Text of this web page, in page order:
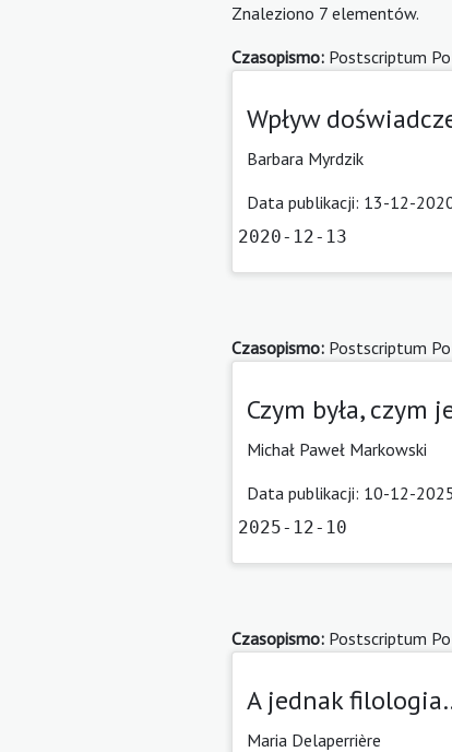
Znaleziono 7 elementów.
Czasopismo: Postscriptum
Wpływ
Barbara Myrdzik
Data publikacji: 13-12-
2020-12-13
Czasopismo: Postscriptum
Czym była,
Michał Paweł Markowski
Data publikacji: 10-12-
2025-12-10
Czasopismo: Postscriptum
A jednak
Maria Delaperrière